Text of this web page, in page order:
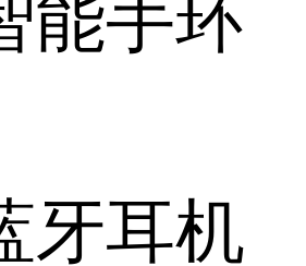
能手环
牙耳机